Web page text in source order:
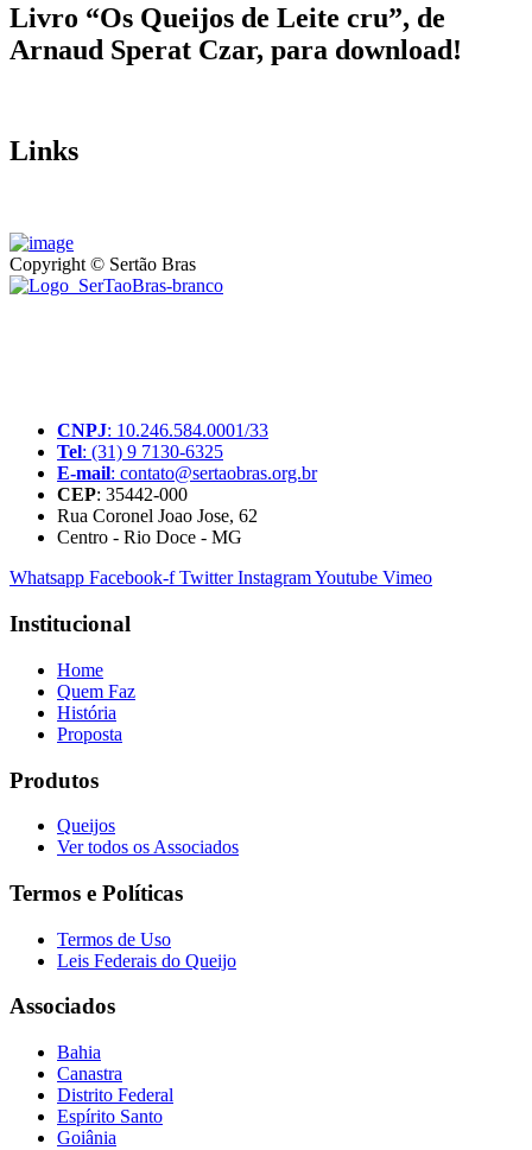
Livro “Os Queijos de Leite cru”, de
Arnaud Sperat Czar, para download!
Links
Copyright © Sertão Bras
CNPJ: 10.246.584.0001/33
Tel: (31) 9 7130-6325
E-mail: contato@sertaobras.org.br
CEP: 35442-000
Rua Coronel Joao Jose, 62
Centro - Rio Doce - MG
Whatsapp Facebook-f Twitter InstagramYoutube Vimeo
Institucional
Home
Quem Faz
História
Proposta
Produtos
Queijos
Ver todos os Associados
Termos e Políticas
Termos de Uso
Leis Federais do Queijo
Associados
Bahia
Canastra
Distrito Federal
Espírito Santo
Goiânia